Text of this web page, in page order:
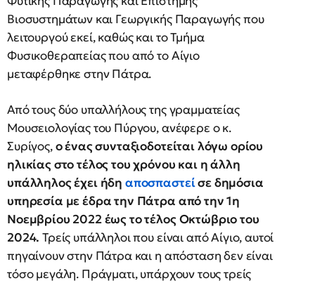
Βιοσυστημάτων και Γεωργικής Παραγωγής που
λειτουργού εκεί, καθώς και το Τμήμα
Φυσικοθεραπείας που από το Αίγιο
μεταφέρθηκε στην Πάτρα.
Από τους δύο υπαλλήλους της γραμματείας
Μουσειολογίας του Πύργου, ανέφερε ο κ.
Συρίγος,ο ένας συνταξιοδοτείται λόγω ορίου
ηλικίας στο τέλος του χρόνου και η άλλη
υπάλληλος έχει ήδη αποσπαστείσε δημόσια
υπηρεσία με έδρα την Πάτρα από την 1η
Νοεμβρίου 2022 έως το τέλος Οκτώβριο του
2024.Τρείς υπάλληλοι που είναι από Αίγιο, αυτοί
πηγαίνουν στην Πάτρα και η απόσταση δεν είναι
τόσο μεγάλη. Πράγματι, υπάρχουν τους τρείς